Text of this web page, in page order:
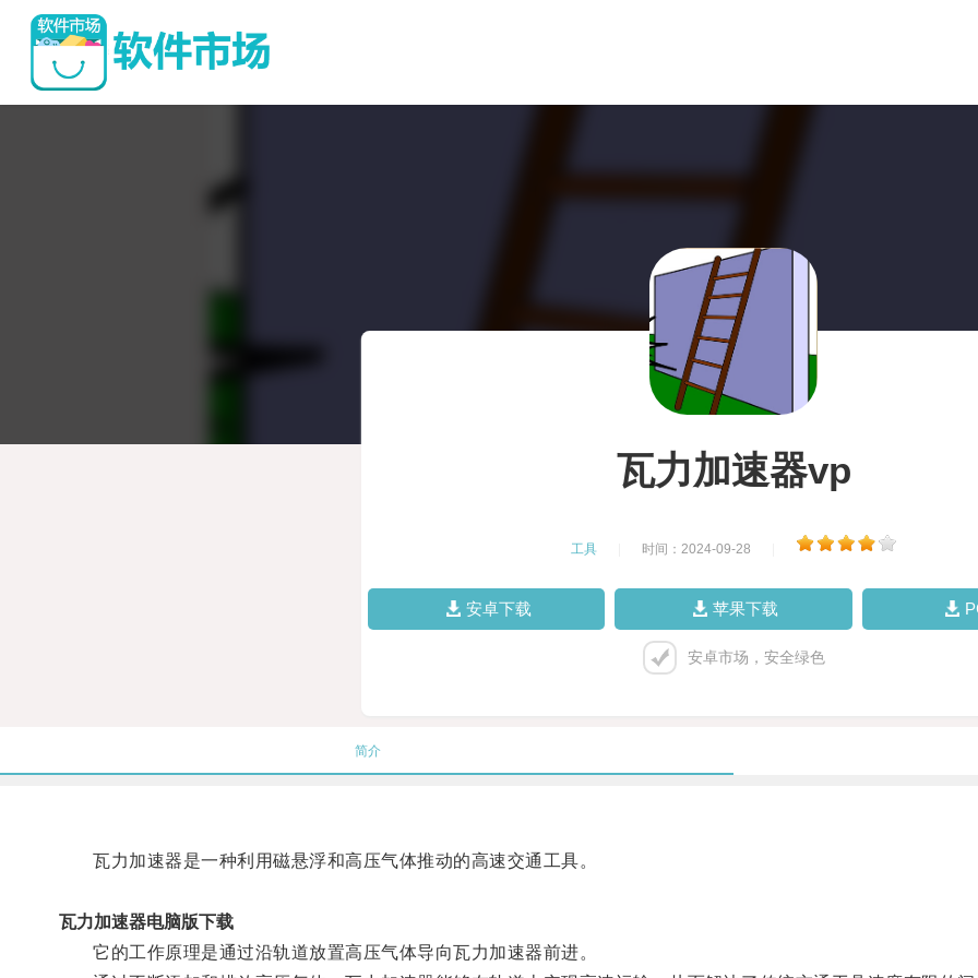
瓦力加速器vp
工具 时间：2024-09-28
安卓下载 苹果下载
安卓市场，安全绿色
简介
瓦力加速器是一种利用磁悬浮和高压气体推动的高速交通工具。
瓦力加速器电脑版下载
它的工作原理是通过沿轨道放置高压气体导向瓦力加速器前进。